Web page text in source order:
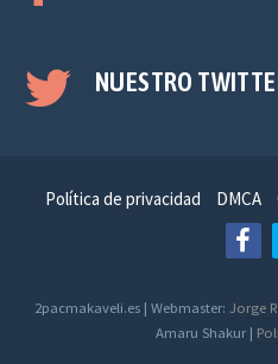
NUESTRO
Política de privacidad DMCA
2pacmakaveli.es | Webmaster: Jorge
Amaru Shakur |